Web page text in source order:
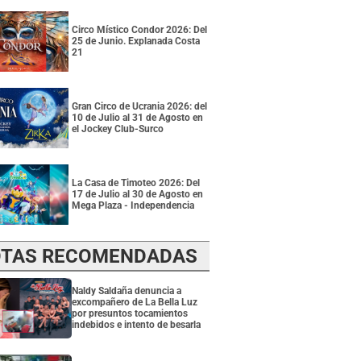
Circo Místico Condor 2026: Del
25 de Junio. Explanada Costa
21
Gran Circo de Ucrania 2026: del
10 de Julio al 31 de Agosto en
el Jockey Club-Surco
La Casa de Timoteo 2026: Del
17 de Julio al 30 de Agosto en
Mega Plaza - Independencia
RECOMENDADAS
Naldy Saldaña denuncia a
excompañero de La Bella Luz
por presuntos tocamientos
indebidos e intento de besarla